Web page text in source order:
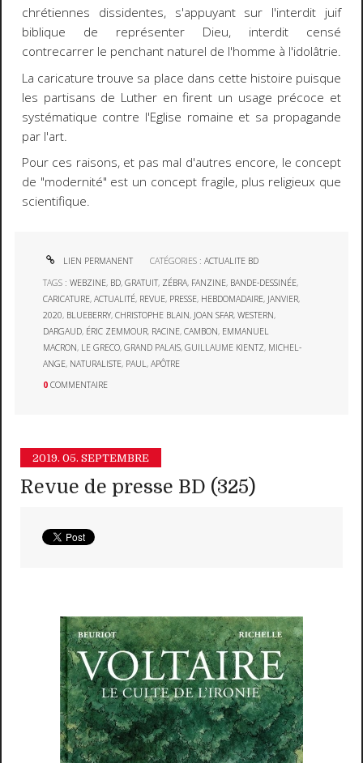
chrétiennes dissidentes, s'appuyant sur l'interdit juif
biblique de représenter Dieu, interdit censé
contrecarrer le penchant naturel de l'homme à l'idolâtrie.
La caricature trouve sa place dans cette histoire puisque
les partisans de Luther en firent un usage précoce et
systématique contre l'Eglise romaine et sa propagande
par l'art.
Pour ces raisons, et pas mal d'autres encore, le concept
de "modernité" est un concept fragile, plus religieux que
scientifique.
LIEN PERMANENT CATÉGORIES :ACTUALITE BD
TAGS :WEBZINE, BD,GRATUIT, ZÉBRA, FANZINE, BANDE-DESSINÉE,
CARICATURE,ACTUALITÉ, REVUE, PRESSE, HEBDOMADAIRE, JANVIER,
2020, BLUEBERRY,CHRISTOPHE BLAIN, JOAN SFAR,WESTERN,
DARGAUD, ÉRIC ZEMMOUR, RACINE,CAMBON, EMMANUEL
MACRON, LE GRECO,GRAND PALAIS,GUILLAUME KIENTZ, MICHEL-
ANGE, NATURALISTE, PAUL,APÔTRE
0 COMMENTAIRE
2019. 05. SEPTEMBRE
Revue de presse BD (325)